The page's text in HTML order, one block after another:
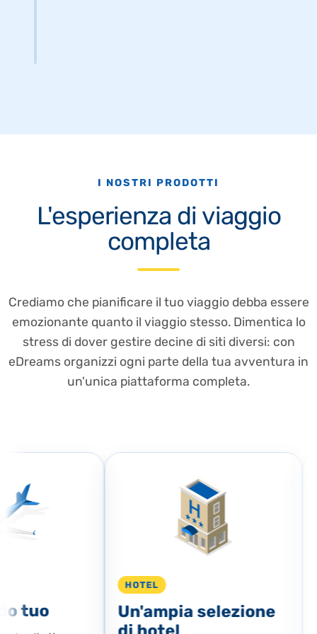
I NOSTRI PRODOTTI
L'esperienza di viaggio
completa
Crediamo che pianificare il tuo viaggio debba essere
emozionante quanto il viaggio stesso. Dimentica lo
stress di dover gestire decine di siti diversi: con
eDreams organizzi ogni parte della tua avventura in
un'unica piattaforma completa.
tuo
HOTEL
Un'ampia selezione